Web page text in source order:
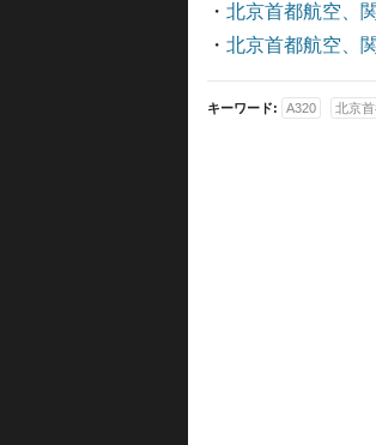
・ 北京首都航空、
・ 北京首都航空、
キーワード: A320 北京